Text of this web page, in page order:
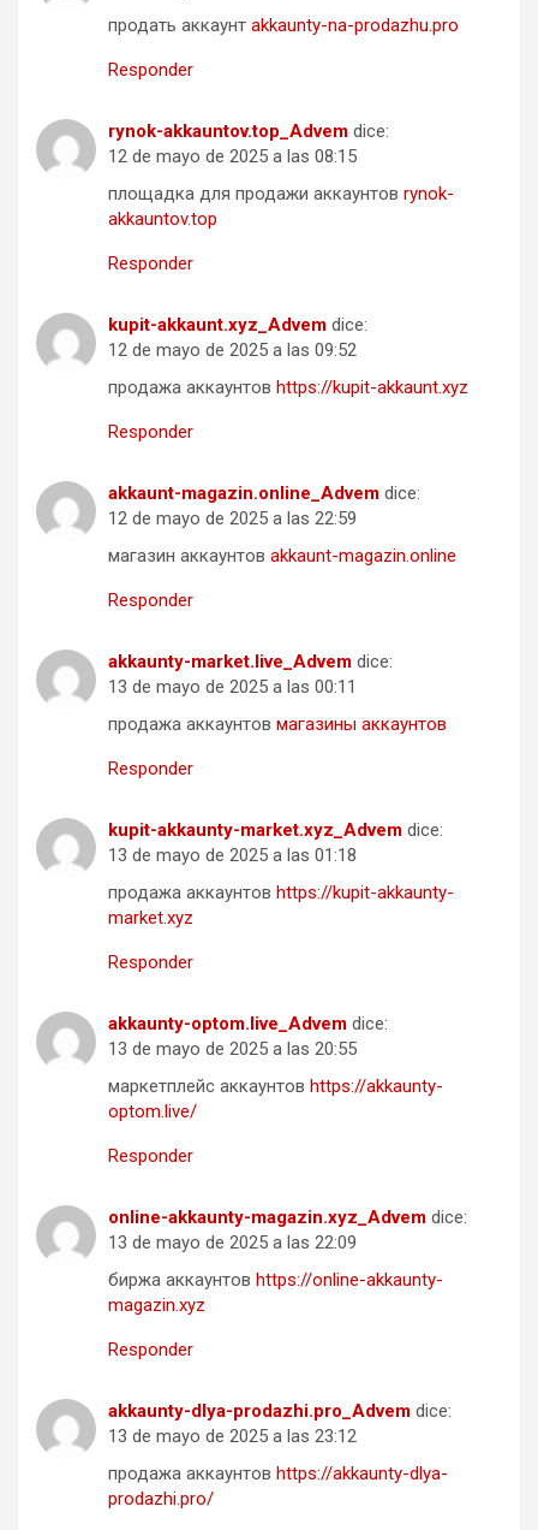
продать аккаунт akkaunty-na-prodazhu.pro
Responder
rynok-akkauntov.top_Advem dice:
12 de mayo de 2025 a las 08:15
площадка для продажи аккаунтов rynok-
akkauntov.top
Responder
kupit-akkaunt.xyz_Advem dice:
12 de mayo de 2025 a las 09:52
продажа аккаунтов https://kupit-akkaunt.xyz
Responder
akkaunt-magazin.online_Advem dice:
12 de mayo de 2025 a las 22:59
магазин аккаунтов akkaunt-magazin.online
Responder
akkaunty-market.live_Advem dice:
13 de mayo de 2025 a las 00:11
продажа аккаунтов магазины аккаунтов
Responder
kupit-akkaunty-market.xyz_Advem dice:
13 de mayo de 2025 a las 01:18
продажа аккаунтов https://kupit-akkaunty-
market.xyz
Responder
akkaunty-optom.live_Advem dice:
13 de mayo de 2025 a las 20:55
маркетплейс аккаунтов https://akkaunty-
optom.live/
Responder
online-akkaunty-magazin.xyz_Advem dice:
13 de mayo de 2025 a las 22:09
биржа аккаунтов https://online-akkaunty-
magazin.xyz
Responder
akkaunty-dlya-prodazhi.pro_Advem dice:
13 de mayo de 2025 a las 23:12
продажа аккаунтов https://akkaunty-dlya-
prodazhi.pro/